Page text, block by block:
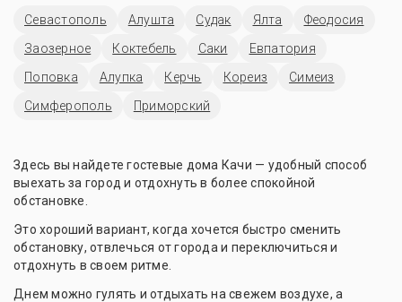
Севастополь Алушта Судак Ялта
Феодосия
Заозерное
Коктебель Саки
Евпатория
Поповка
Алупка Керчь Кореиз
Симеиз
Симферополь
Приморский
Здесь вы найдете гостевые дома Качи — удобный способ
выехать за город и отдохнуть в более спокойной
обстановке.
Это хороший вариант, когда хочется быстро сменить
обстановку, отвлечься от города и переключиться и
отдохнуть в своем ритме.
Днем можно гулять и отдыхать на свежем воздухе, а